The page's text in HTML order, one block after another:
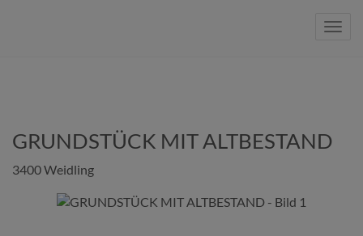
GRUNDSTÜCK MIT ALTBESTAND
3400 Weidling